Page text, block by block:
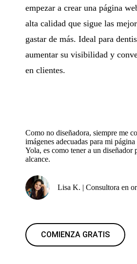
empezar a crear una página
alta calidad que sigue las
gastar de más. Ideal para
aumentar su visibilidad y
en clientes.
Como no diseñadora, siempre me
imágenes adecuadas para mi
Yola, es como tener a un diseñador
alcance.
Lisa K. | Consultora en
COMIENZA GRATIS